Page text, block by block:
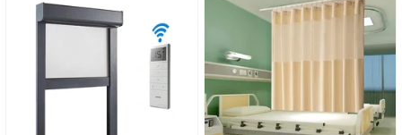
горизонтальная